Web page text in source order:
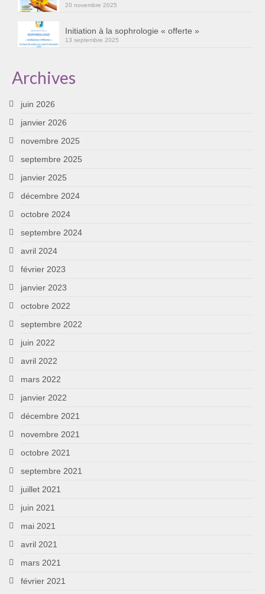
20 novembre 2025
Initiation à la sophrologie « offerte »
13 septembre 2025
Archives
juin 2026
janvier 2026
novembre 2025
septembre 2025
janvier 2025
décembre 2024
octobre 2024
septembre 2024
avril 2024
février 2023
janvier 2023
octobre 2022
septembre 2022
juin 2022
avril 2022
mars 2022
janvier 2022
décembre 2021
novembre 2021
octobre 2021
septembre 2021
juillet 2021
juin 2021
mai 2021
avril 2021
mars 2021
février 2021